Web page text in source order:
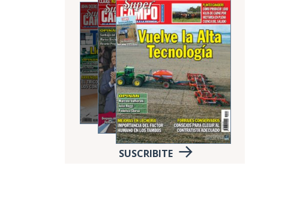
SUSCRIBITE